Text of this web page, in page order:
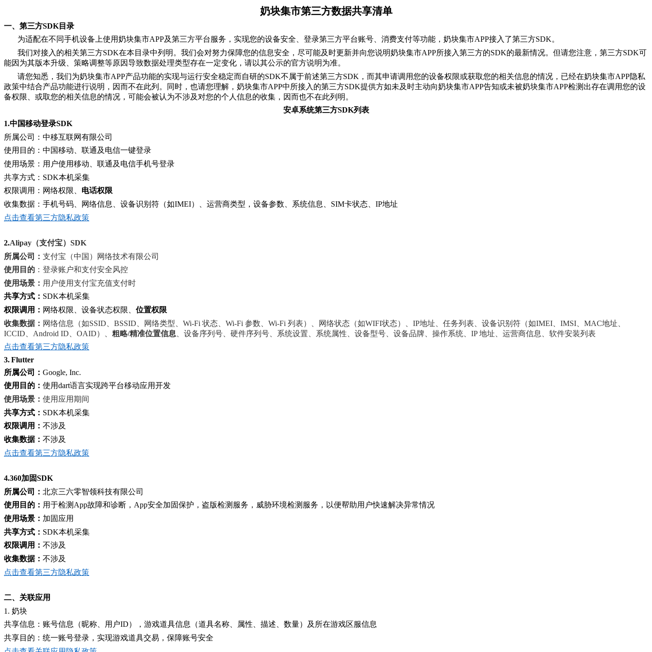
奶块集市第三方数据共享清单
一、第三方SDK目录
为适配在不同手机设备上使用奶块集市APP及第三方平台服务，实现您的设备安全、登录第三方平台账号、 消费支付等功能， 奶块集市APP接入了第三方SDK。
我们对接入的相关第三方SDK在本目录中列明。我们会对努力保障您的信息安全，尽可能及时更新并向您说明奶块集市APP所接入第三方的SDK的最新情况。但请您注意，第三方SDK可
能因为其版本升级、策略调整等原因导致数据处理类型存在一定变化，请以其公示的官方说明为准。
请您知悉， 我们为奶块集市APP产品功能的实现与运行安全稳定而自研的SDK不属于前述第三方SDK ，而其申请调用您的设备权限或获取您的相关信息的情况，已经在奶块集市APP隐私
政策中结合产品功能进行说明，因而不在此列。同时，也请您理解， 奶块集市APP中所接入的第三方SDK提供方如未及时主动向奶块集市APP告知或未被奶块集市APP检测出存在调用您的设
备权限、或取您的相关信息的情况，可能会被认为不涉及对您的个人信息的收集，因而也不在此列明。
安卓系统第三方SDK列表
1.中国移动登录SDK
所属公司： 中移互联网有限公司
使用目的：中国移动 、联通及电信一键登录
使用场景 ： 用户使用移动 、联通及电信手机号登录
共享方式 ： SDK本机采集
权限调用 ： 网络权限
电话权限
收集数据：手机号码
网络信息 、设备识别符（如IMEI）、 运营商类型 ， 设备参数 、系统信息、 SIM卡状态、IP地址
点击查看第三方隐私政策
2.Alipay（支付宝）SDK
所属公司： 支付宝（中国）网络技术有限公司
使用目的 ：登录账户和支付安全风控
使用场景 ： 用户使用支付宝充值支付时
共享方式 ： SDK本机采集
权限调用 ： 网络权限 、设备状态权限
位置权限
收集数据： 网络信息（如SSID、BSSID 、网络类型 Wi-Fi 状态、Wi-Fi 参数、Wi-Fi 列表）、网络状态（如WIFI状态）、IP地址、任务列表、设备识别符 （如IMEI 、IMSI 、MAC地址
ICCID
Android ID、OAID） 粗略/精准位置信息 设备序列号、硬件序列号、系统设置、系统属性、设备型号、设备品牌、操作系统
IP 地址、运营商信息、软件安装列表
点击查看第三方隐私政策
3.Flutter
所属公司： Google, Inc.
使用目的： 使用dart语言实现跨平台移动应用开发
使用场景 ： 使用应用期间
共享方式 ： SDK本机采集
权限调用 ： 不涉及
收集数据： 不涉及
点击查看第三方隐私政策
4.360加固SDK
所属公司： 北京三六零智领科技有限公司
使用目的： 用于检测App故障和诊断，App安全加固保护，盗版检测服务，威胁环境检测服务，以便帮助用户快速解决异常情况
使用场景： 加固应用
共享方式： SDK本机采集
权限调用： 不涉及
收集数据： 不涉及
点击查看第三方隐私政策
二、关联应用
1. 奶块
共享信息：账号信息（昵称、用户ID）， 游戏道具信息 （道具名称、属性、描述、数量） 及所在游戏区服信息
共享目的：统一账号登录， 实现游戏道具交易，保障账号安全